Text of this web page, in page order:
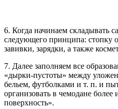
6. Когда начинаем складывать
следующего принципа: стопку
завивки, зарядки, а также
7. Далее заполняем все
«дырки-пустоты» между
бельем, футболками и т. п. и
организовать в чемодане
поверхность».